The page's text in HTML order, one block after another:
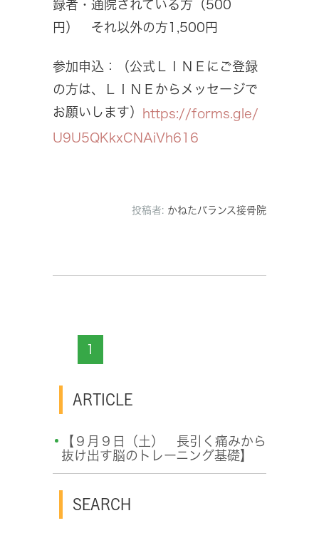
録者・通院されている方（500
円） それ以外の方1,500円
参加申込：（公式ＬＩＮＥにご登録
の方は、ＬＩＮＥからメッセージで
お願いします）
https://forms.gle/
U9U5QKkxCNAiVh616
投稿者: かねたバランス接骨院
1
ARTICLE
【９月９日（土） 長引く痛みから
抜け出す脳のトレーニング基礎】
SEARCH